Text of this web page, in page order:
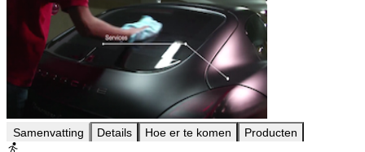
Samenvatting Details Hoe er te komen Producten